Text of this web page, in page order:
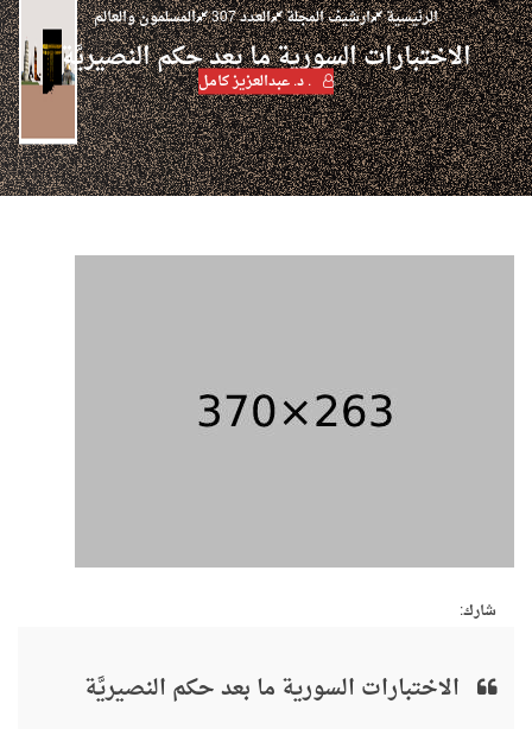
الرئيسية ارشيف المجلة العدد 307 المسلمون والعالم
الاختبارات السورية ما بعد حكم النصيريَّة
. د. عبدالعزيز كامل
شارك:
الاختبارات السورية ما بعد حكم النصيريَّة